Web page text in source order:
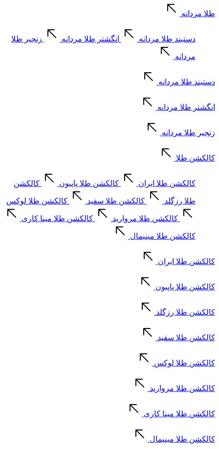
طلا مردانه
دستبند طلا مردانه انگشتر طلا مردانه زنجیر طلا
مردانه
دستبند طلا مردانه
انگشتر طلا مردانه
زنجیر طلا مردانه
کالکشن طلا
کالکشن طلا ایران کالکشن طلا پاپیون کالکشن
طلا رزگلد کالکشن طلا سفید کالکشن طلا لوکس
کالکشن طلا مروارید کالکشن طلا مینا کاری
کالکشن طلا مینیمال
کالکشن طلا ایران
کالکشن طلا پاپیون
کالکشن طلا رزگلد
کالکشن طلا سفید
کالکشن طلا لوکس
کالکشن طلا مروارید
کالکشن طلا مینا کاری
کالکشن طلا مینیمال